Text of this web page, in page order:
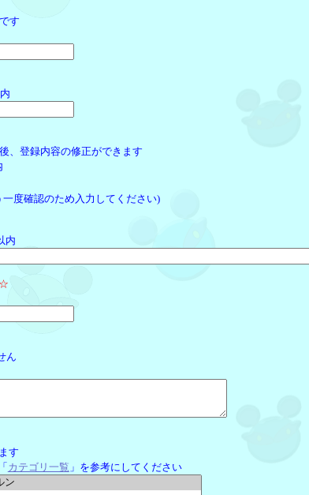
す
、登録内容の修正ができます
一度確認のため入力してください)
内
☆
ん
す
カテゴリ一覧 」を参考にしてください